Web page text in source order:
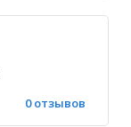
0 отзывов